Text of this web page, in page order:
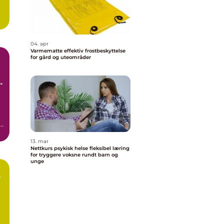
04. apr
Varmematte effektiv frostbeskyttelse
for gård og uteområder
13. mar
Nettkurs psykisk helse fleksibel læring
for tryggere voksne rundt barn og
unge